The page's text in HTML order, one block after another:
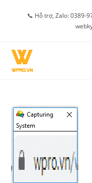
📞 Hỗ trợ, Zalo: 0389-